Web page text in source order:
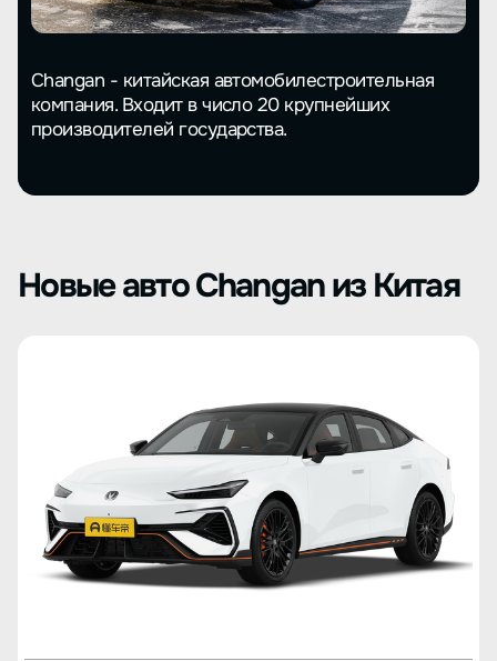
Changan - китайская автомобилестроительная
компания. Входит в число 20 крупнейших
производителей государства.
Новые авто Changan из Китая